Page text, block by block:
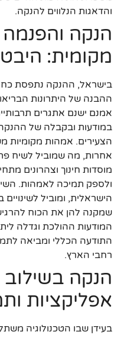
והדאגות הנלווים להנקה.
הנקה
מקומית:
בישראל, ההנקה נתפסת
ההבנה של היתרונות
אמנם ישנם אתגרים
במודעות ובקבלה של
הצעירים. אמהות
אחרות, מה שמוביל לשיח
מוסדות חינוך וצהרונים
ולספק תמיכה לאמהות.
הישראלית, ומוביל
שמקנה להן את הכוח
המודעות ההולכת וגדלה
התודעה הכללי ומביאה
רחבי הארץ.
הנקה בשילוב
אפליקציות
בעידן שבו הטכנולוגיה